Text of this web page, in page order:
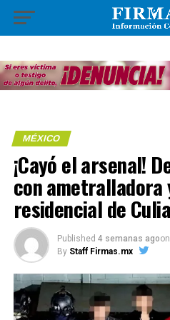
MÉXICO
¡Cayó el arsenal!
con ametralladora
residencial de
Published 4 semanas agoon
By Staff Firmas.mx